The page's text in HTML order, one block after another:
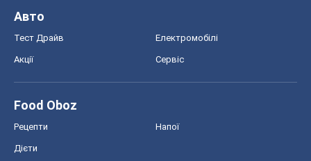
Авто
Тест Драйв Електромобілі
Акції Сервіс
Food Oboz
Рецепти Напої
Дієти